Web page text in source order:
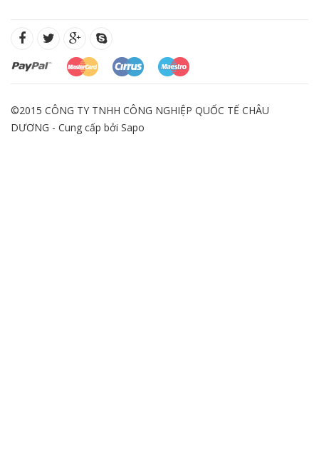
©2015 CÔNG TY TNHH CÔNG NGHIỆP QUỐC TẾ CHÂU
DƯƠNG - Cung cấp bởi Sapo